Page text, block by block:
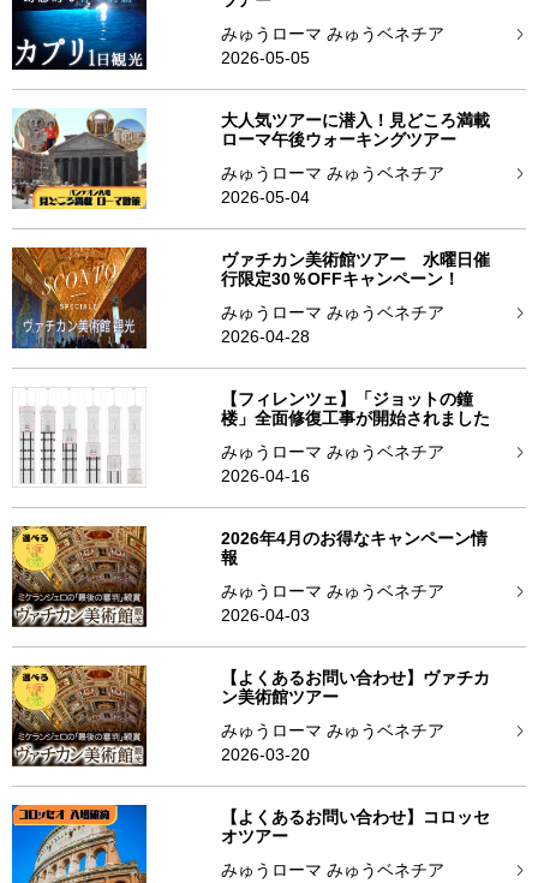
みゅうローマ みゅうベネチア
2026-05-05
大人気ツアーに潜入！見どころ満載
ローマ午後ウォーキングツアー
みゅうローマ みゅうベネチア
2026-05-04
ヴァチカン美術館ツアー 水曜日催
行限定30％OFFキャンペーン！
みゅうローマ みゅうベネチア
2026-04-28
【フィレンツェ】「ジョットの鐘
楼」全面修復工事が開始されました
みゅうローマ みゅうベネチア
2026-04-16
2026年4月のお得なキャンペーン情
報
みゅうローマ みゅうベネチア
2026-04-03
【よくあるお問い合わせ】ヴァチカ
ン美術館ツアー
みゅうローマ みゅうベネチア
2026-03-20
【よくあるお問い合わせ】コロッセ
オツアー
みゅうローマ みゅうベネチア